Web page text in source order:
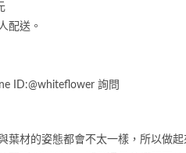
配送。
ID:@whiteflower 詢問
葉材的姿態都會不太一樣，所以做